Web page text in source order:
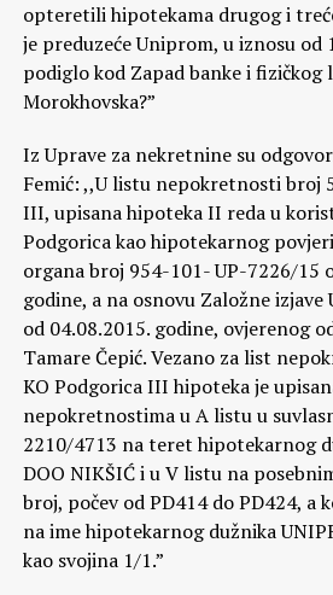
opteretili hipotekama drugog i
je preduzeće Uniprom, u iznosu od
podiglo kod Zapad banke i fizičkog
Morokhovska?”
Iz Uprave za nekretnine su
Femić: ,,U listu nepokretnosti broj
III, upisana hipoteka II reda u
Podgorica kao hipotekarnog
organa broj 954-101- UP-7226/15
godine, a na osnovu Založne
od 04.08.2015. godine, ovjerenog
Tamare Čepić. Vezano za list
KO Podgorica III hipoteka je
nepokretnostima u A listu u
2210/4713 na teret hipotekarnog
DOO NIKŠIĆ i u V listu na
broj, počev od PD414 do PD424, a
na ime hipotekarnog dužnika
kao svojina 1/1.”